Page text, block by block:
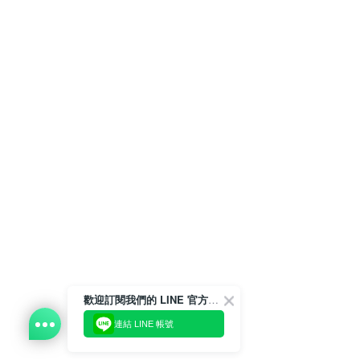
歡迎訂閱我們的 LINE 官方帳號
連結 LINE 帳號